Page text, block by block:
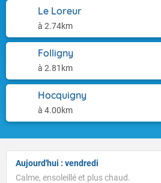
Le Loreur
à 2.74km
Folligny
à 2.81km
Hocquigny
à 4.00km
Aujourd'hui : vendredi
Calme, ensoleillé et plus chaud.